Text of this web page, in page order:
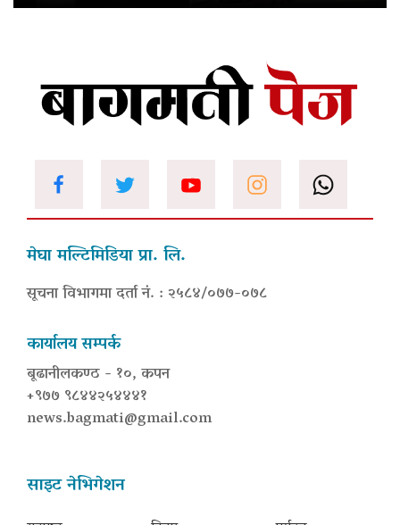
मेघा मल्टिमिडिया प्रा. लि.
सूचना विभागमा दर्ता नं. : २५८४/०७७-०७८
कार्यालय सम्पर्क
बूढानीलकण्ठ - १०, कपन
+९७७ ९८४४२५४४४१
news.bagmati@gmail.com
साइट नेभिगेशन